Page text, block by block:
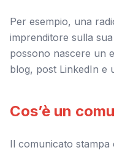
Per esempio, una
imprenditore sulla
possono nascere un
blog, post LinkedIn e
Cos’è un
Il comunicato stampa